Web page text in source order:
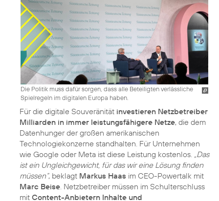
Die Politik muss dafür sorgen, dass alle Beteiligten verlässliche
Spielregeln im digitalen Europa haben.
Für die digitale Souveränität investieren Netzbetreiber
Milliarden in immer leistungsfähigere Netze, die dem
Datenhunger der großen amerikanischen
Technologiekonzerne standhalten. Für Unternehmen
wie Google oder Meta ist diese Leistung kostenlos.
„Das
ist ein Ungleichgewicht, für das wir eine Lösung finden
müssen“, beklagt Markus Haas im CEO-Powertalk mit
Marc Beise . Netzbetreiber müssen im Schulterschluss
mit Content-Anbietern Inhalte und